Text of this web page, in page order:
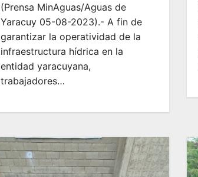
(Prensa MinAguas/Aguas de
Yaracuy 05-08-2023).- A fin de
garantizar la operatividad de la
infraestructura hídrica en la
entidad yaracuyana,
trabajadores…